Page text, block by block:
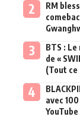
RM
BTS :
de «
(Tout ce
avec
YouTube